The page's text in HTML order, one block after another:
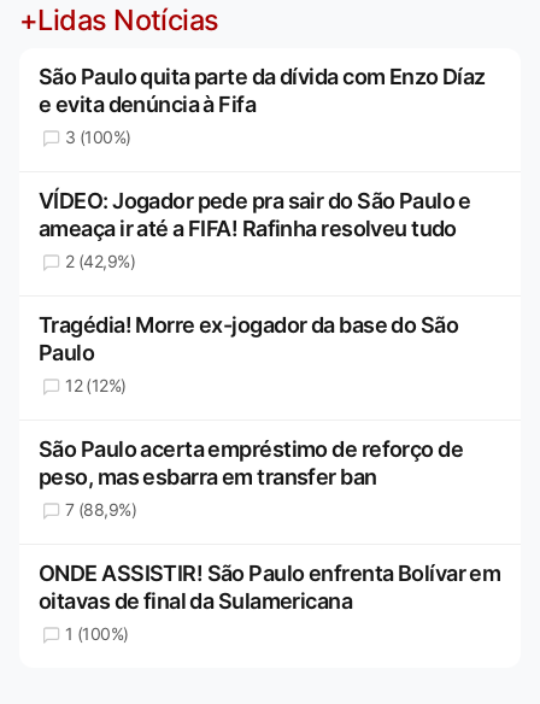
+Lidas Notícias
São Paulo quita parte da dívida com Enzo Díaz
e evita denúncia à Fifa
3 (100%)
VÍDEO: Jogador pede pra sair do São Paulo e
ameaça ir até a FIFA! Rafinha resolveu tudo
2 (42,9%)
Tragédia! Morre ex-jogador da base do São
Paulo
12 (12%)
São Paulo acerta empréstimo de reforço de
peso, mas esbarra em transfer ban
7 (88,9%)
ONDE ASSISTIR! São Paulo enfrenta Bolívar em
oitavas de final da Sulamericana
1 (100%)